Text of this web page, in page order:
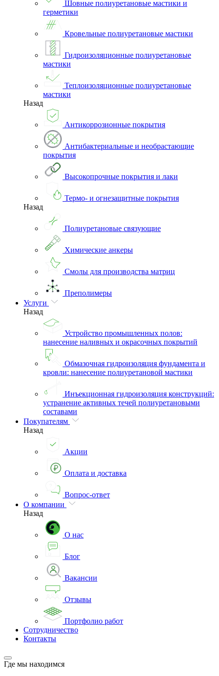
Шовные полиуретановые мастики и
герметики
Кровельные полиуретановые мастики
Гидроизоляционные полиуретановые
мастики
Теплоизоляционные полиуретановые
мастики
Назад
Антикоррозионные покрытия
Антибактериальные и необрастающие
покрытия
Высокопрочные покрытия и лаки
Термо- и огнезащитные покрытия
Назад
Полиуретановые связующие
Химические анкеры
Смолы для производства матриц
Преполимеры
Услуги
Назад
Устройство промышленных полов:
нанесение наливных и окрасочных покрытий
Обмазочная гидроизоляция фундамента и
кровли: нанесение полиуретановой мастики
Инъекционная гидроизоляция конструкций:
устранение активных течей полиуретановыми
составами
Покупателям
Назад
Акции
Оплата и доставка
Вопрос-ответ
О компании
Назад
О нас
Блог
Вакансии
Отзывы
Портфолио работ
Сотрудничество
Контакты
Где мы находимся